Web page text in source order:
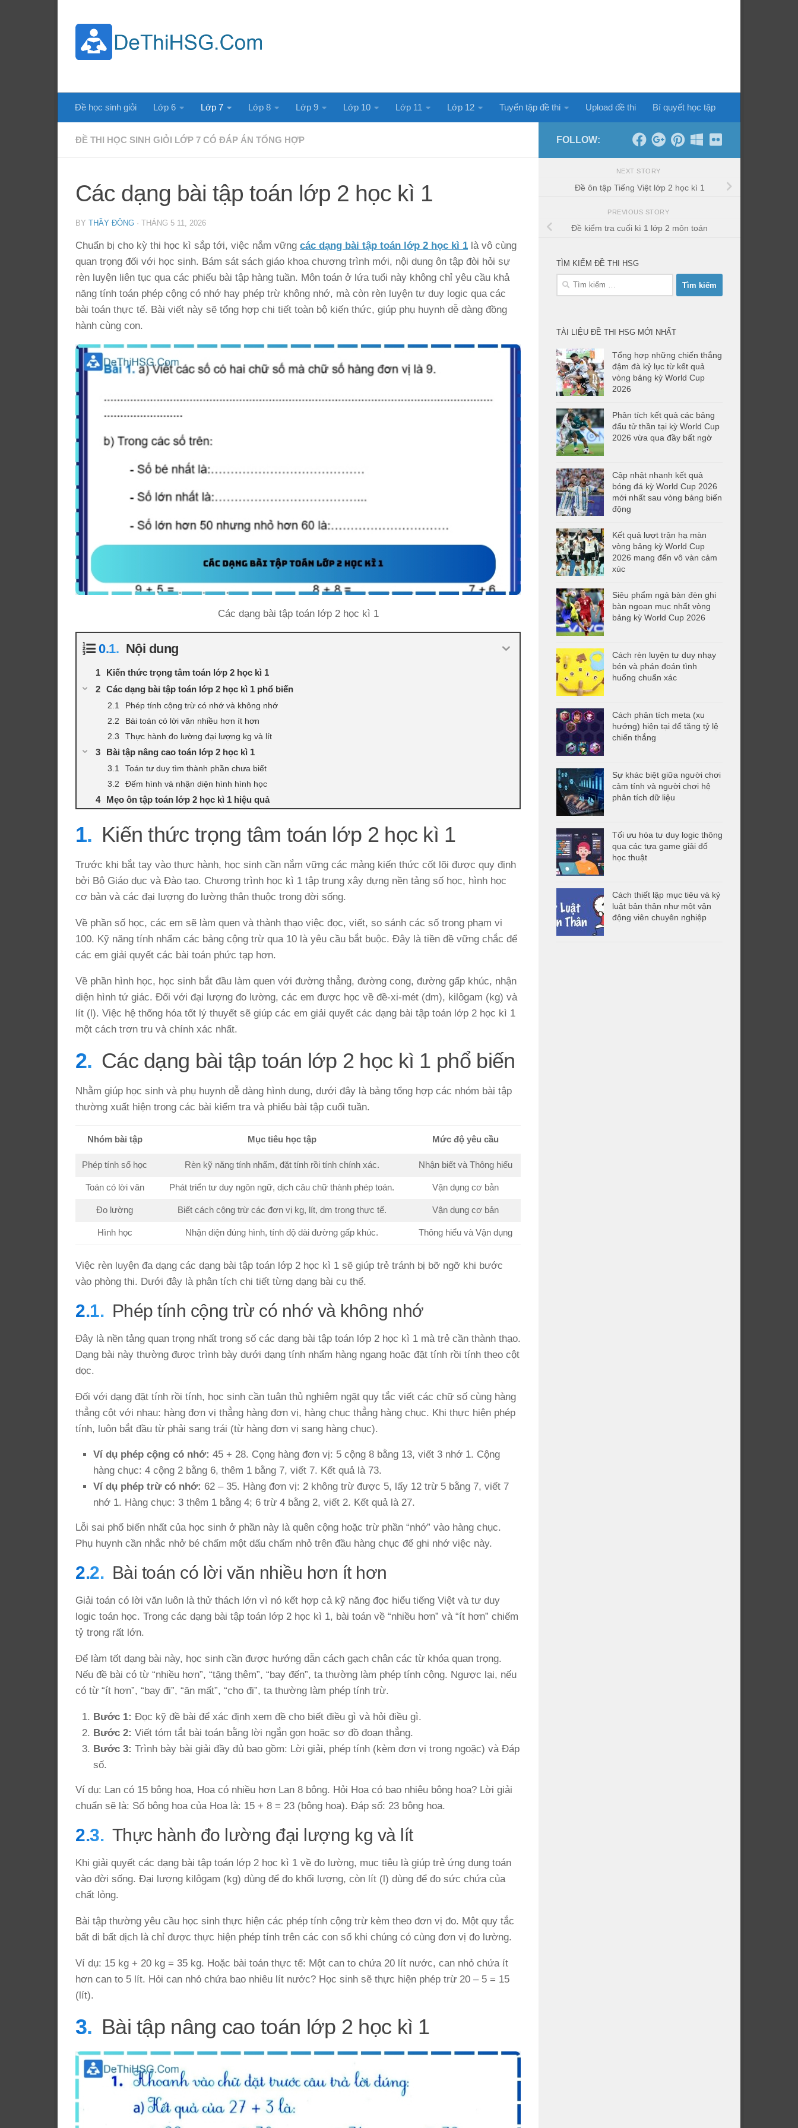
Đề học sinh giỏi Lớp 6 Lớp 7 Lớp 8 Lớp 9 Lớp 10 Lớp 11 Lớp 12 Tuyển tập đề thi Upload đề thi Bí quyết học tập
ĐỀ THI HỌC SINH GIỎI LỚP 7 CÓ ĐÁP ÁN TỔNG HỢP
Các dạng bài tập toán lớp 2 học kì 1
BY THẦY ĐÔNG · THÁNG 5 11, 2026
Chuẩn bị cho kỳ thi học kì sắp tới, việc nắm vững các dạng bài tập toán lớp 2 học kì 1 là vô cùng
quan trọng đối với học sinh. Bám sát sách giáo khoa chương trình mới, nội dung ôn tập đòi hỏi sự
rèn luyện liên tục qua các phiếu bài tập hàng tuần. Môn toán ở lứa tuổi này không chỉ yêu cầu khả
năng tính toán phép cộng có nhớ hay phép trừ không nhớ, mà còn rèn luyện tư duy logic qua các
bài toán thực tế. Bài viết này sẽ tổng hợp chi tiết toàn bộ kiến thức, giúp phụ huynh dễ dàng đồng
hành cùng con.
Các dạng bài tập toán lớp 2 học kì 1
Nội dung
Kiến thức trọng tâm toán lớp 2 học kì 1
Các dạng bài tập toán lớp 2 học kì 1 phổ biến
Phép tính cộng trừ có nhớ và không nhớ
Bài toán có lời văn nhiều hơn ít hơn
Thực hành đo lường đại lượng kg và lít
Bài tập nâng cao toán lớp 2 học kì 1
Toán tư duy tìm thành phần chưa biết
Đếm hình và nhận diện hình hình học
Mẹo ôn tập toán lớp 2 học kì 1 hiệu quả
Kiến thức trọng tâm toán lớp 2 học kì 1
Trước khi bắt tay vào thực hành, học sinh cần nắm vững các mảng kiến thức cốt lõi được quy định
bởi Bộ Giáo dục và Đào tạo. Chương trình học kì 1 tập trung xây dựng nền tảng số học, hình học
cơ bản và các đại lượng đo lường thân thuộc trong đời sống.
Về phần số học, các em sẽ làm quen và thành thạo việc đọc, viết, so sánh các số trong phạm vi
100. Kỹ năng tính nhẩm các bảng cộng trừ qua 10 là yêu cầu bắt buộc. Đây là tiền đề vững chắc để
các em giải quyết các bài toán phức tạp hơn.
Về phần hình học, học sinh bắt đầu làm quen với đường thẳng, đường cong, đường gấp khúc, nhận
diện hình tứ giác. Đối với đại lượng đo lường, các em được học về đề-xi-mét (dm), kilôgam (kg) và
lít (l). Việc hệ thống hóa tốt lý thuyết sẽ giúp các em giải quyết các dạng bài tập toán lớp 2 học kì 1
một cách trơn tru và chính xác nhất.
Các dạng bài tập toán lớp 2 học kì 1 phổ biến
Nhằm giúp học sinh và phụ huynh dễ dàng hình dung, dưới đây là bảng tổng hợp các nhóm bài tập
thường xuất hiện trong các bài kiểm tra và phiếu bài tập cuối tuần.
Nhóm bài tập Mục tiêu học tập Mức độ yêu cầu
Phép tính số học Rèn kỹ năng tính nhẩm, đặt tính rồi tính chính xác. Nhận biết và Thông hiểu
Toán có lời văn Phát triển tư duy ngôn ngữ, dịch câu chữ thành phép toán. Vận dụng cơ bản
Đo lường Biết cách cộng trừ các đơn vị kg, lít, dm trong thực tế. Vận dụng cơ bản
Hình học Nhận diện đúng hình, tính độ dài đường gấp khúc. Thông hiểu và Vận dụng
Việc rèn luyện đa dạng các dạng bài tập toán lớp 2 học kì 1 sẽ giúp trẻ tránh bị bỡ ngỡ khi bước
vào phòng thi. Dưới đây là phân tích chi tiết từng dạng bài cụ thể.
Phép tính cộng trừ có nhớ và không nhớ
Đây là nền tảng quan trọng nhất trong số các dạng bài tập toán lớp 2 học kì 1 mà trẻ cần thành thạo.
Dạng bài này thường được trình bày dưới dạng tính nhẩm hàng ngang hoặc đặt tính rồi tính theo cột
dọc.
Đối với dạng đặt tính rồi tính, học sinh cần tuân thủ nghiêm ngặt quy tắc viết các chữ số cùng hàng
thẳng cột với nhau: hàng đơn vị thẳng hàng đơn vị, hàng chục thẳng hàng chục. Khi thực hiện phép
tính, luôn bắt đầu từ phải sang trái (từ hàng đơn vị sang hàng chục).
Ví dụ phép cộng có nhớ: 45 + 28. Cọng hàng đơn vị: 5 cộng 8 bằng 13, viết 3 nhớ 1. Cộng
hàng chục: 4 cộng 2 bằng 6, thêm 1 bằng 7, viết 7. Kết quả là 73.
Ví dụ phép trừ có nhớ: 62 – 35. Hàng đơn vị: 2 không trừ được 5, lấy 12 trừ 5 bằng 7, viết 7
nhớ 1. Hàng chục: 3 thêm 1 bằng 4; 6 trừ 4 bằng 2, viết 2. Kết quả là 27.
Lỗi sai phổ biến nhất của học sinh ở phần này là quên cộng hoặc trừ phần “nhớ” vào hàng chục.
Phụ huynh cần nhắc nhở bé chấm một dấu chấm nhỏ trên đầu hàng chục để ghi nhớ việc này.
Bài toán có lời văn nhiều hơn ít hơn
Giải toán có lời văn luôn là thử thách lớn vì nó kết hợp cả kỹ năng đọc hiểu tiếng Việt và tư duy
logic toán học. Trong các dạng bài tập toán lớp 2 học kì 1, bài toán về “nhiều hơn” và “ít hơn” chiếm
tỷ trọng rất lớn.
Để làm tốt dạng bài này, học sinh cần được hướng dẫn cách gạch chân các từ khóa quan trọng.
Nếu đề bài có từ “nhiều hơn”, “tặng thêm”, “bay đến”, ta thường làm phép tính cộng. Ngược lại, nếu
có từ “ít hơn”, “bay đi”, “ăn mất”, “cho đi”, ta thường làm phép tính trừ.
Bước 1: Đọc kỹ đề bài để xác định xem đề cho biết điều gì và hỏi điều gì.
Bước 2: Viết tóm tắt bài toán bằng lời ngắn gọn hoặc sơ đồ đoạn thẳng.
Bước 3: Trình bày bài giải đầy đủ bao gồm: Lời giải, phép tính (kèm đơn vị trong ngoặc) và Đáp
số.
Ví dụ: Lan có 15 bông hoa, Hoa có nhiều hơn Lan 8 bông. Hỏi Hoa có bao nhiêu bông hoa? Lời giải
chuẩn sẽ là: Số bông hoa của Hoa là: 15 + 8 = 23 (bông hoa). Đáp số: 23 bông hoa.
Thực hành đo lường đại lượng kg và lít
Khi giải quyết các dạng bài tập toán lớp 2 học kì 1 về đo lường, mục tiêu là giúp trẻ ứng dụng toán
vào đời sống. Đại lượng kilôgam (kg) dùng để đo khối lượng, còn lít (l) dùng để đo sức chứa của
chất lỏng.
Bài tập thường yêu cầu học sinh thực hiện các phép tính cộng trừ kèm theo đơn vị đo. Một quy tắc
bất di bất dịch là chỉ được thực hiện phép tính trên các con số khi chúng có cùng đơn vị đo lường.
Ví dụ: 15 kg + 20 kg = 35 kg. Hoặc bài toán thực tế: Một can to chứa 20 lít nước, can nhỏ chứa ít
hơn can to 5 lít. Hỏi can nhỏ chứa bao nhiêu lít nước? Học sinh sẽ thực hiện phép trừ 20 – 5 = 15
(lít).
Bài tập nâng cao toán lớp 2 học kì 1
FOLLOW:
NEXT STORY
Đề ôn tập Tiếng Việt lớp 2 học kì 1
PREVIOUS STORY
Đề kiểm tra cuối kì 1 lớp 2 môn toán
TÌM KIẾM ĐỀ THI HSG
Tìm
TÀI LIỆU ĐỀ THI HSG MỚI NHẤT
Tổng hợp những chiến thắng
đậm đà kỷ lục từ kết quả
vòng bảng kỳ World Cup
2026
Phân tích kết quả các bảng
đấu tử thần tại kỳ World Cup
2026 vừa qua đầy bất ngờ
Cập nhật nhanh kết quả
bóng đá kỳ World Cup 2026
mới nhất sau vòng bảng biến
động
Kết quả lượt trận hạ màn
vòng bảng kỳ World Cup
2026 mang đến vô vàn cảm
xúc
Siêu phẩm ngả bàn đèn ghi
bàn ngoạn mục nhất vòng
bảng kỳ World Cup 2026
Cách rèn luyện tư duy nhạy
bén và phán đoán tình
huống chuẩn xác
Cách phân tích meta (xu
hướng) hiện tại để tăng tỷ lệ
chiến thắng
Sự khác biệt giữa người chơi
cảm tính và người chơi hệ
phân tích dữ liệu
Tối ưu hóa tư duy logic thông
qua các tựa game giải đố
học thuật
Cách thiết lập mục tiêu và kỷ
luật bản thân như một vận
động viên chuyên nghiệp